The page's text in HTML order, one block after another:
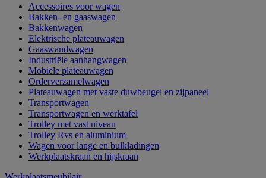
Accessoires voor wagen
Bakken- en gaaswagen
Bakkenwagen
Elektrische plateauwagen
Gaaswandwagen
Industriële aanhangwagen
Mobiele plateauwagen
Orderverzamelwagen
Plateauwagen met vaste duwbeugel en zijpaneel
Transportwagen
Transportwagen en werktafel
Trolley met vast niveau
Trolley Rvs en aluminium
Wagen voor lange en bulkladingen
Werkplaatskraan en hijskraan